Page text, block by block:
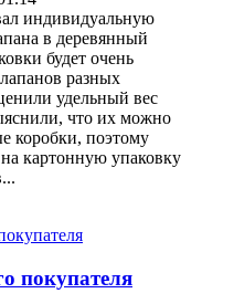
индивидуальную
в деревянный
будет очень
разных
удельный вес
что их можно
коробки, поэтому
картонную упаковку
покупателя